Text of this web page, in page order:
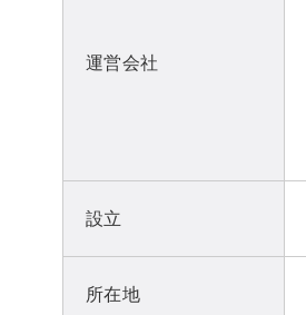
運営会社
設立
所在地